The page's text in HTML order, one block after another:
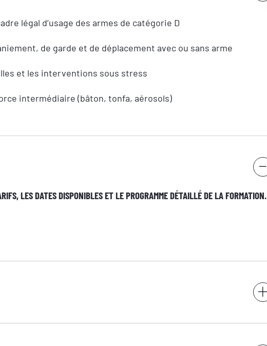
légal d’usage des armes de catégorie D
de garde et de déplacement avec ou sans arme
et les interventions sous stress
intermédiaire (bâton, tonfa, aérosols)
LES DATES DISPONIBLES ET LE PROGRAMME DÉTAILLÉ DE LA FORMATION.